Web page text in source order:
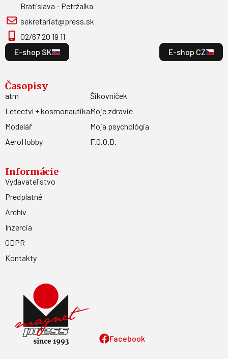
Facebook
Bratislava - Petržalka
sekretariat@press.sk
02/67 20 19 11
E-shop SK
E-shop CZ
Časopisy
atm
Letectví + kosmonautika
Modelář
AeroHobby
Šikovníček
Moje zdravie
Moja psychológia
F.O.O.D.
Informácie
Vydavateľstvo
Predplatné
Archív
Inzercia
GDPR
Kontakty